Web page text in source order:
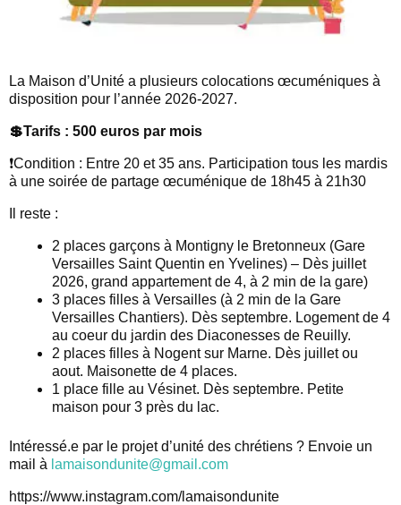
La Maison d’Unité a plusieurs colocations œcuméniques à
disposition pour l’année 2026-2027.
💲Tarifs : 500 euros par mois
❗️Condition : Entre 20 et 35 ans. Participation tous les mardis
à une soirée de partage œcuménique de 18h45 à 21h30
Il reste :
2 places garçons à Montigny le Bretonneux (Gare
Versailles Saint Quentin en Yvelines) – Dès juillet
2026, grand appartement de 4, à 2 min de la gare)
3 places filles à Versailles (à 2 min de la Gare
Versailles Chantiers). Dès septembre. Logement de 4
au coeur du jardin des Diaconesses de Reuilly.
2 places filles à Nogent sur Marne. Dès juillet ou
aout. Maisonette de 4 places.
1 place fille au Vésinet. Dès septembre. Petite
maison pour 3 près du lac.
Intéressé.e par le projet d’unité des chrétiens ? Envoie un
mail à lamaisondunite@gmail.com
https://www.instagram.com/lamaisondunite